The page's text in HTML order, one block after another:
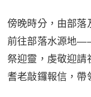
傍晚時分，由部落
前往部落水源地
祭迎靈，虔敬迎請
耆老敲鑼報信，帶